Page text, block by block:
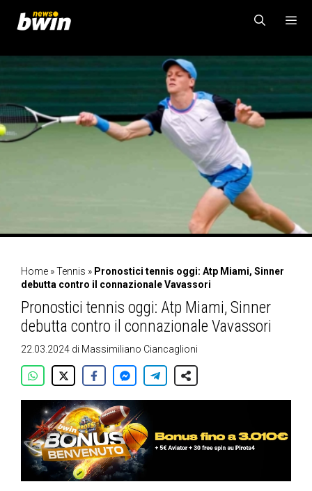
contenuto
Home »Tennis » Pronostici tennis oggi: Atp Miami, Sinner
debutta contro il connazionale Vavassori
Pronostici tennis oggi: Atp Miami, Sinner
debutta contro il connazionale Vavassori
22.03.2024 di Massimiliano Ciancaglioni